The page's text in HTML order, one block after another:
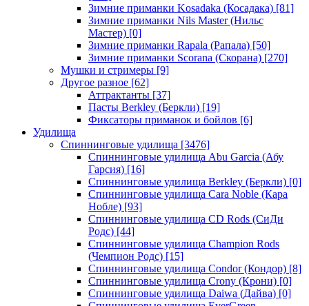
Зимние приманки Kosadaka (Косадака) [81]
Зимние приманки Nils Master (Нильс
Мастер) [0]
Зимние приманки Rapala (Рапала) [50]
Зимние приманки Scorana (Скорана) [270]
Мушки и стримеры [9]
Другое разное [62]
Аттрактанты [37]
Пасты Berkley (Беркли) [19]
Фиксаторы приманок и бойлов [6]
Удилища
Спиннинговые удилища [3476]
Спиннинговые удилища Abu Garcia (Абу
Гарсия) [16]
Спиннинговые удилища Berkley (Беркли) [0]
Спиннинговые удилища Cara Noble (Кара
Нобле) [93]
Спиннинговые удилища CD Rods (СиДи
Родс) [44]
Спиннинговые удилища Champion Rods
(Чемпион Родс) [15]
Спиннинговые удилища Condor (Кондор) [8]
Спиннинговые удилища Crony (Крони) [0]
Спиннинговые удилища Daiwa (Дайва) [0]